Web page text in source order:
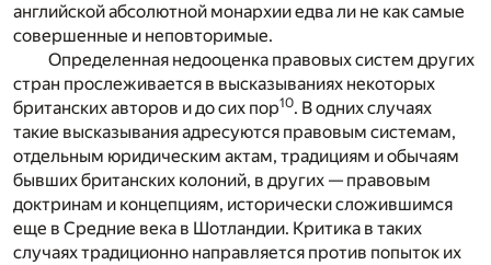
английской абсолютной монархии едва ли не как самые
совершенные и неповторимые.
Определенная недооценка правовых систем других
стран прослеживается в высказываниях некоторых
британских авторов и до сих пор10. В одних случаях
такие высказывания адресуются правовым системам,
отдельным юридическим актам, традициям и обычаям
бывших британских колоний, в других — правовым
доктринам и концепциям, исторически сложившимся
еще в Средние века в Шотландии. Критика в таких
случаях традиционно направляется против попыток их